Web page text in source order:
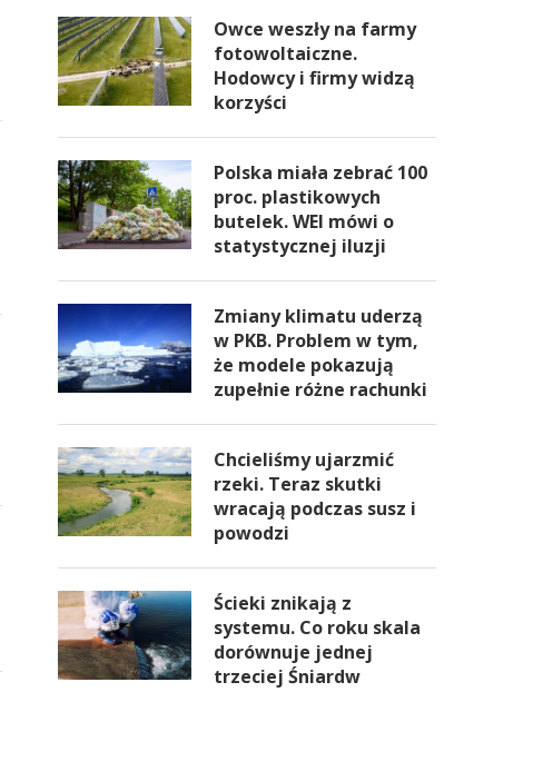
Owce weszły na farmy
fotowoltaiczne.
Hodowcy i firmy widzą
korzyści
Polska miała zebrać 100
proc. plastikowych
butelek. WEI mówi o
statystycznej iluzji
Zmiany klimatu uderzą
w PKB. Problem w tym,
że modele pokazują
zupełnie różne rachunki
Chcieliśmy ujarzmić
rzeki. Teraz skutki
wracają podczas susz i
powodzi
Ścieki znikają z
systemu. Co roku skala
dorównuje jednej
trzeciej Śniardw